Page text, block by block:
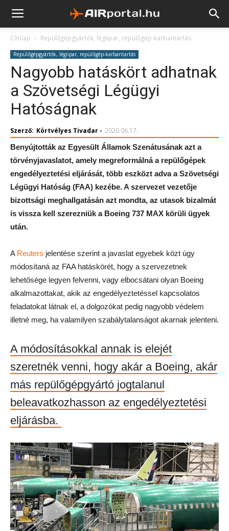
Címlap Repülőgépgyártók, légiipar, repülőgép-karbantartás
Repülőgépgyártók, légiipar, repülőgép-karbantartás
Nagyobb hatáskört adhatnak
a Szövetségi Légügyi
Hatóságnak
Szerző: Körtvélyes Tivadar - 2020.06.17.
Benyújtották az Egyesült Államok Szenátusának azt a
törvényjavaslatot, amely megreformálná a repülőgépek
engedélyeztetési eljárását, több eszközt adva a Szövetségi
Légügyi Hatóság (FAA) kezébe. A szervezet vezetője
bizottsági meghallgatásán azt mondta, az utasok bizalmát
is vissza kell szerezniük a Boeing 737 MAX körüli ügyek
után.
A Reuters jelentése szerint a javaslat egyebek közt úgy
módosítaná az FAA hatáskörét, hogy a szervezetnek
lehetősége legyen felvenni, vagy elbocsátani olyan Boeing
alkalmazottakat, akik az engedélyeztetéssel kapcsolatos
feladatokat látnak el, a dolgozókat pedig nagyobb védelem
illetné meg, ha valamilyen szabálytalanságot akarnak jelenteni.
A módosításokkal annak is elejét
szeretnék venni, hogy akár a Boeing, akár
más repülőgépgyártó jogtalanul
beleavatkozhasson az engedélyeztetési
eljárásba.